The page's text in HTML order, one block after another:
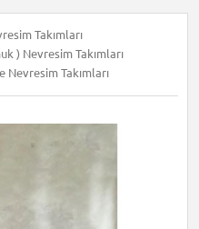
Takımları
) Nevresim Takımları
Takımları